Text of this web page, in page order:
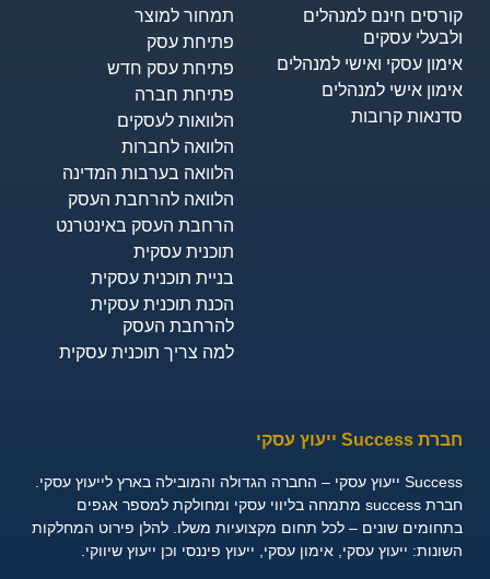
קורסים חינם למנהלים
ולבעלי עסקים
אימון עסקי ואישי למנהלים
אימון אישי למנהלים
סדנאות קרובות
תמחור למוצר
פתיחת עסק
פתיחת עסק חדש
פתיחת חברה
הלוואות לעסקים​
הלוואה לחברות
הלוואה בערבות המדינה
הלוואה להרחבת העסק
הרחבת העסק באינטרנט
תוכנית עסקית
בניית תוכנית עסקית
הכנת תוכנית עסקית
להרחבת העסק
למה צריך תוכנית עסקית
חברת Success ייעוץ עסקי
Success ייעוץ עסקי – החברה הגדולה והמובילה בארץ לייעוץ עסקי.
חברת success מתמחה בליווי עסקי ומחולקת למספר אגפים
בתחומים שונים – לכל תחום מקצועיות משלו. להלן פירוט המחלקות
השונות: ייעוץ עסקי, אימון עסקי, ייעוץ פיננסי וכן ייעוץ שיווקי.